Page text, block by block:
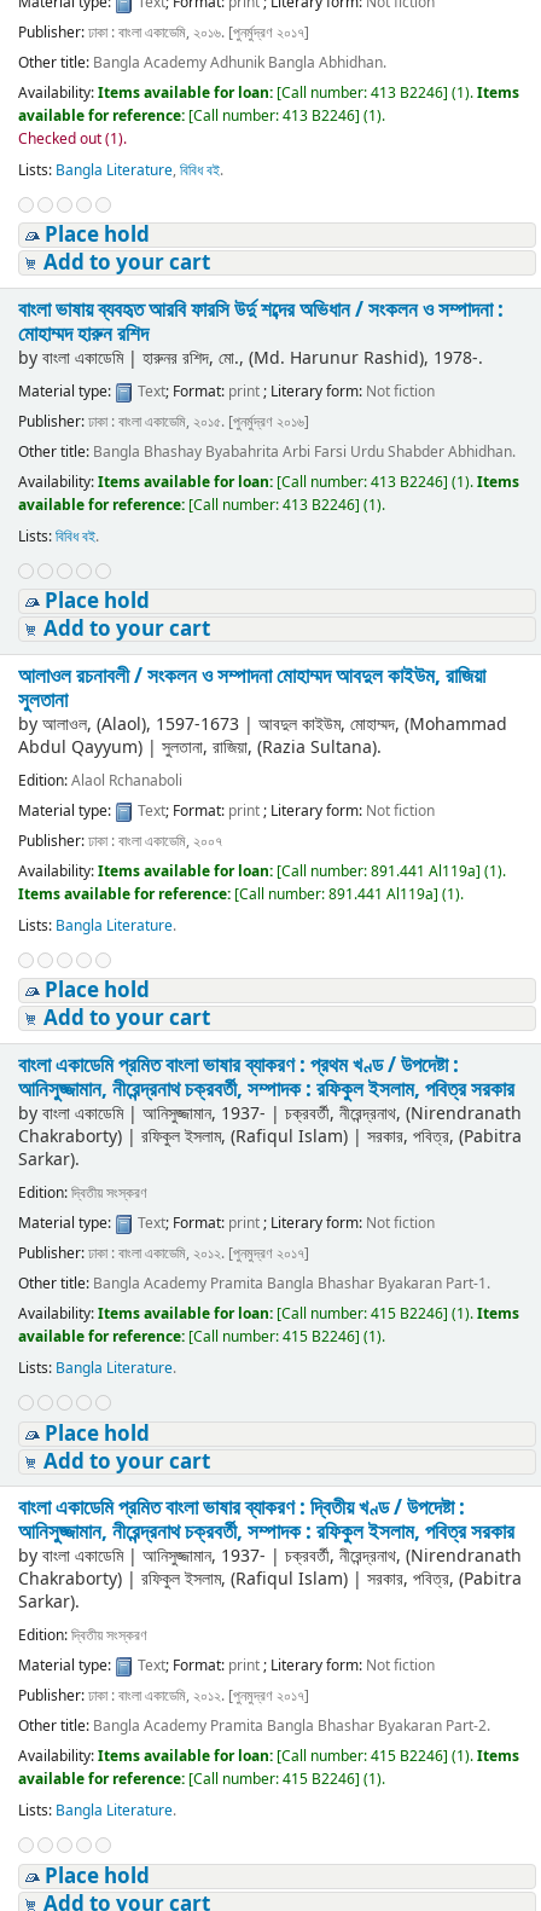
Publisher:ঢাকা : বাংলা একাডেমি, ২০১৬. [পুনর্মুদ্রণ ২০১৭]
Other title: Bangla Academy Adhunik Bangla Abhidhan.
Availability:Items available for loan: [Call number:413 B2246] (1).Items
available for reference: [Call number:413 B2246] (1).
Checked out (1).
Lists: Bangla Literature,বিবিধ বই.
Place hold
Add to your cart
বাংলা ভাষায় ব্যবহৃত আরবি ফারসি উর্দু শব্দের অভিধান /সংকলন ও সম্পাদনা :
মোহাম্মদ হারুন রশিদ
byবাংলা একাডেমি| হারুনর রশিদ, মো., (Md. Harunur Rashid), 1978-.
Material type: Text; Format: print; Literary form: Not fiction
Publisher:ঢাকা : বাংলা একাডেমি, ২০১৫. [পুনর্মুদ্রণ ২০১৬]
Other title: Bangla Bhashay Byabahrita Arbi Farsi Urdu Shabder Abhidhan.
Availability:Items available for loan: [Call number:413 B2246] (1).Items
available for reference: [Call number:413 B2246] (1).
Lists:বিবিধ বই.
Place hold
Add to your cart
আলাওল রচনাবলী /সংকলন ও সম্পাদনা মোহাম্মদ আবদুল কাইউম, রাজিয়া
সুলতানা
byআলাওল, (Alaol), 1597-1673| আবদুল কাইউম, মোহাম্মদ, (Mohammad
Abdul Qayyum)| সুলতানা, রাজিয়া, (Razia Sultana).
Edition:Alaol Rchanaboli
Material type:
Text; Format: print; Literary form: Not fiction
Publisher:ঢাকা : বাংলা একাডেমি, ২০০৭
Availability:Items available for loan: [Call number:891.441 Al119a] (1).
Items available for reference: [Call number:891.441 Al119a] (1).
Lists: Bangla Literature.
Place hold
Add to your cart
বাংলা একাডেমি প্রমিত বাংলা ভাষার ব্যাকরণ : প্রথম খণ্ড /উপদেষ্টা :
আনিসুজ্জামান, নীরেন্দ্রনাথ চক্রবর্তী, সম্পাদক : রফিকুল ইসলাম, পবিত্র সরকার
byবাংলা একাডেমি| আনিসুজ্জামান, 1937- | চক্রবর্তী, নীরেন্দ্রনাথ, (Nirendranath
Chakraborty)| রফিকুল ইসলাম, (Rafiqul Islam)| সরকার, পবিত্র, (Pabitra
Sarkar).
Edition:দ্বিতীয় সংস্করণ
Material type:
Text; Format: print; Literary form: Not fiction
Publisher:ঢাকা : বাংলা একাডেমি, ২০১২. [পুনমুদ্রণ ২০১৭]
Other title: Bangla Academy Pramita Bangla Bhashar Byakaran Part-1.
Availability:Items available for loan: [Call number:415 B2246] (1).Items
available for reference: [Call number:415 B2246] (1).
Lists: Bangla Literature.
Place hold
Add to your cart
বাংলা একাডেমি প্রমিত বাংলা ভাষার ব্যাকরণ : দ্বিতীয় খণ্ড /উপদেষ্টা :
আনিসুজ্জামান, নীরেন্দ্রনাথ চক্রবর্তী, সম্পাদক : রফিকুল ইসলাম, পবিত্র সরকার
byবাংলা একাডেমি| আনিসুজ্জামান, 1937- | চক্রবর্তী, নীরেন্দ্রনাথ, (Nirendranath
Chakraborty)| রফিকুল ইসলাম, (Rafiqul Islam)| সরকার, পবিত্র, (Pabitra
Sarkar).
Edition:দ্বিতীয় সংস্করণ
Material type:
Text; Format: print; Literary form: Not fiction
Publisher:ঢাকা : বাংলা একাডেমি, ২০১২. [পুনমুদ্রণ ২০১৭]
Other title: Bangla Academy Pramita Bangla Bhashar Byakaran Part-2.
Availability:Items available for loan: [Call number:415 B2246] (1).Items
available for reference: [Call number:415 B2246] (1).
Lists: Bangla Literature.
Place hold
Add to your cart